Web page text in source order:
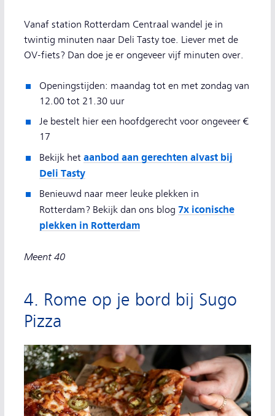
Vanaf station Rotterdam Centraal wandel je in
twintig minuten naar Deli Tasty toe. Liever met de
OV-fiets? Dan doe je er ongeveer vijf minuten over.
Openingstijden: maandag tot en met zondag van
12.00 tot 21.30 uur
Je bestelt hier een hoofdgerecht voor ongeveer €
17
Bekijk het aanbod aan gerechten alvast bij
Deli Tasty
Benieuwd naar meer leuke plekken in
Rotterdam? Bekijk dan ons blog 7x iconische
plekken in Rotterdam
Meent 40
4. Rome op je bord bij Sugo
Pizza